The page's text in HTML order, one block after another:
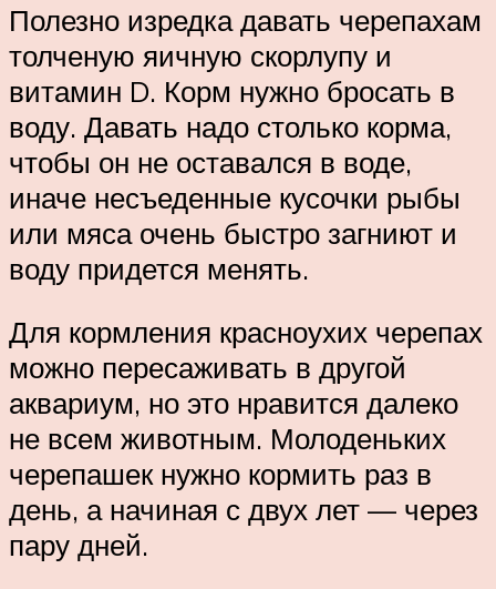
Полезно изредка давать черепахам
толченую яичную скорлупу и
витамин D. Корм нужно бросать в
воду. Давать надо столько корма,
чтобы он не оставался в воде,
иначе несъеденные кусочки рыбы
или мяса очень быстро загниют и
воду придется менять.
Для кормления красноухих черепах
можно пересаживать в другой
аквариум, но это нравится далеко
не всем животным. Молоденьких
черепашек нужно кормить раз в
день, а начиная с двух лет — через
пару дней.